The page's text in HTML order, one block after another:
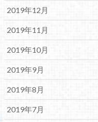
2019年12月
2019年11月
2019年10月
2019年9月
2019年8月
2019年7月